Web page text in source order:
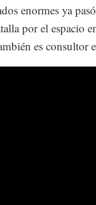
enormes ya
por el espacio
es consultor